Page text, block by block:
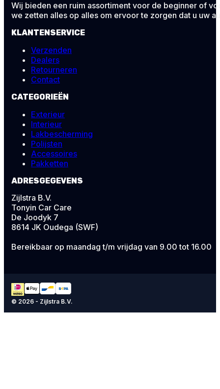
Wij bieden een ruim assortiment voor de beginner of
we zetten alles op alles om ervoor te zorgen dat u uw
KLANTENSERVICE
Verzenden
Dealers
Retourneren
Contact
CATEGORIEËN
Exterieur
Interieur
Lakbescherming
Polijsten
Accessoires
Pakketten
ADRESGEGEVENS
Zijlstra B.V.
Tonyin Car Care
De Joodyk 7
8614 JK Oudega (SWF)
Bereikbaar op maandag t/m vrijdag van 9.00 tot 16.00
© 2026 - Zijlstra B.V.